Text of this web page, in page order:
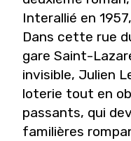
Interallié en
Dans cette rue
gare Saint-
invisible, Julien
loterie tout en
passants, qui
familières